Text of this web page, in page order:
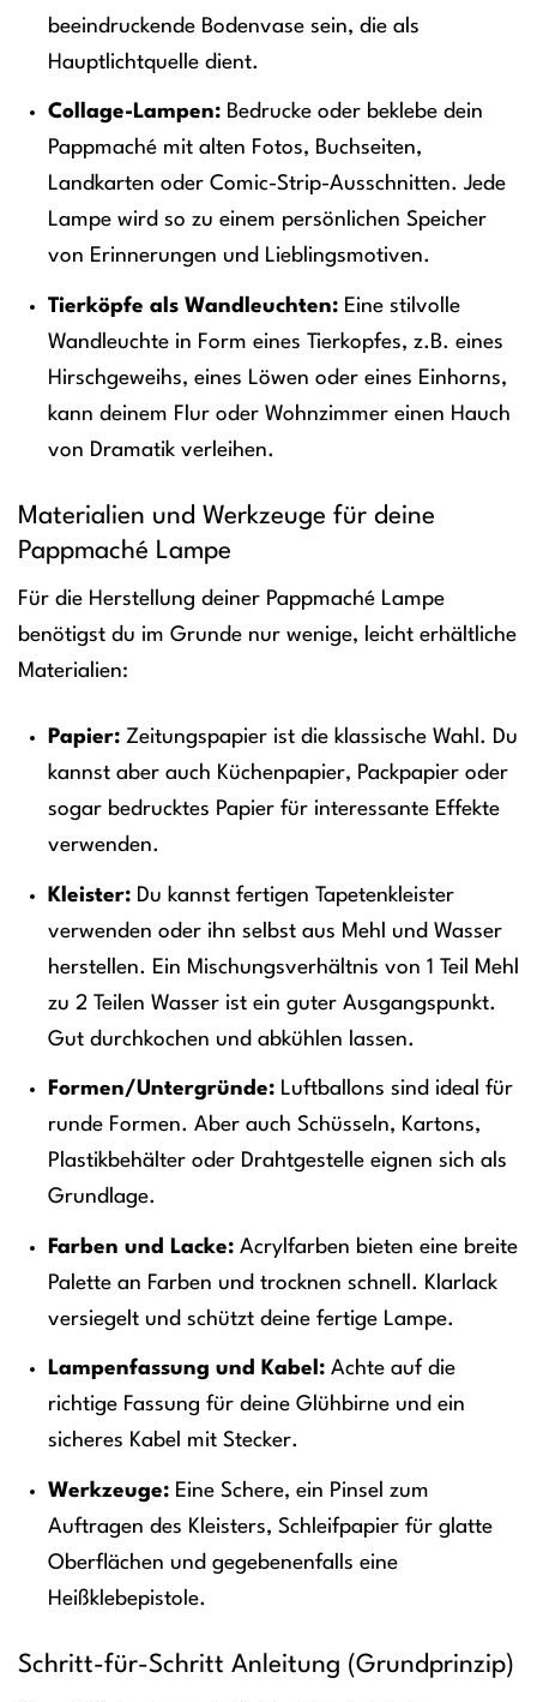
beeindruckende Bodenvase sein, die als
Hauptlichtquelle dient.
Collage-Lampen:Bedrucke oder beklebe dein
Pappmaché mit alten Fotos, Buchseiten,
Landkarten oder Comic-Strip-Ausschnitten. Jede
Lampe wird so zu einem persönlichen Speicher
von Erinnerungen und Lieblingsmotiven.
Tierköpfe als Wandleuchten:Eine stilvolle
Wandleuchte in Form eines Tierkopfes, z.B. eines
Hirschgeweihs, eines Löwen oder eines Einhorns,
kann deinem Flur oder Wohnzimmer einen Hauch
von Dramatik verleihen.
Materialien und Werkzeuge für deine
Pappmaché Lampe
Für die Herstellung deiner Pappmaché Lampe
benötigst du im Grunde nur wenige, leicht erhältliche
Materialien:
Papier:Zeitungspapier ist die klassische Wahl. Du
kannst aber auch Küchenpapier, Packpapier oder
sogar bedrucktes Papier für interessante Effekte
verwenden.
Kleister:Du kannst fertigen Tapetenkleister
verwenden oder ihn selbst aus Mehl und Wasser
herstellen. Ein Mischungsverhältnis von 1 Teil Mehl
zu 2 Teilen Wasser ist ein guter Ausgangspunkt.
Gut durchkochen und abkühlen lassen.
Formen/Untergründe:Luftballons sind ideal für
runde Formen. Aber auch Schüsseln, Kartons,
Plastikbehälter oder Drahtgestelle eignen sich als
Grundlage.
Farben und Lacke:Acrylfarben bieten eine breite
Palette an Farben und trocknen schnell. Klarlack
versiegelt und schützt deine fertige Lampe.
Lampenfassung und Kabel:Achte auf die
richtige Fassung für deine Glühbirne und ein
sicheres Kabel mit Stecker.
Werkzeuge:Eine Schere, ein Pinsel zum
Auftragen des Kleisters, Schleifpapier für glatte
Oberflächen und gegebenenfalls eine
Heißklebepistole.
Schritt-für-Schritt Anleitung (Grundprinzip)